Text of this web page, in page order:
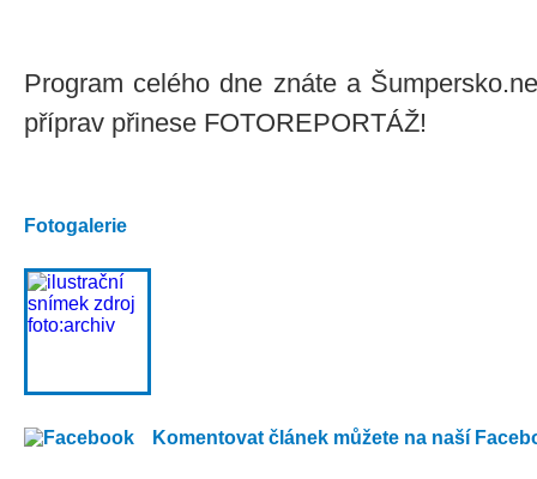
Program celého dne znáte a
příprav přinese FOTOREPORTÁŽ!
Fotogalerie
Komentovat článek můžete na naší